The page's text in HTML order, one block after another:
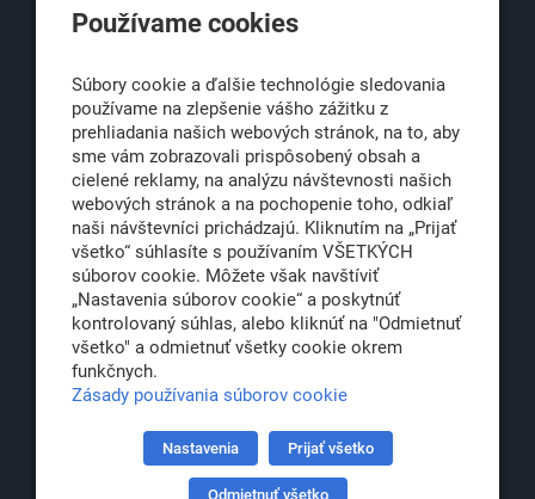
Obchodná 6
office@klub500.sk
+421 2 54 646 464
www.klub500.sk
Copyright: Klub 500, 2026
Všetky práva vyhradené
Právna informácia
Partner:
Používame cookies
Súbory cookie a ďalšie technológie sledovania
používame na zlepšenie vášho zážitku z
prehliadania našich webových stránok, na to, aby
sme vám zobrazovali prispôsobený obsah a
cielené reklamy, na analýzu návštevnosti našich
webových stránok a na pochopenie toho, odkiaľ
naši návštevníci prichádzajú. Kliknutím na „Prijať
všetko“ súhlasíte s používaním VŠETKÝCH
súborov cookie. Môžete však navštíviť
„Nastavenia súborov cookie“ a poskytnúť
kontrolovaný súhlas, alebo kliknúť na "Odmietnuť
všetko" a odmietnuť všetky cookie okrem
funkčnych.
Zásady používania súborov cookie
Nastavenia Prijať všetko
Odmietnuť všetko